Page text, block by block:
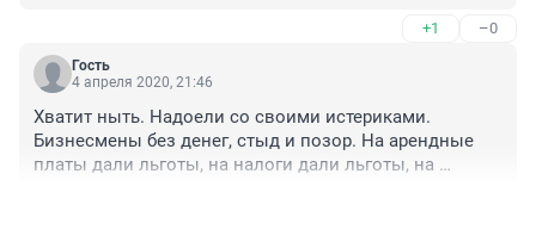
том же продуктовом магазине, однако им же и
выделили помощь от государства, а нас ИПешников
просто кинули, хотя государство от ИПешников
за счёт нас. Мозгов у тех кто принимает
антиэкономические, а в данном случае и
антисанитарные и антикарантинные меры вообще
+1 –0
Гость
4 апреля 2020, 21:46
Хватит ныть. Надоели со своими истериками.
Бизнесмены без денег, стыд и позор. На арендные
платы дали льготы, на налоги дали льготы, на